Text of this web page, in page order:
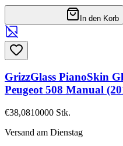
In den Korb
GrizzGlass PianoSkin
Peugeot 508 Manual
€38,0810000 Stk.
Versand am Dienstag